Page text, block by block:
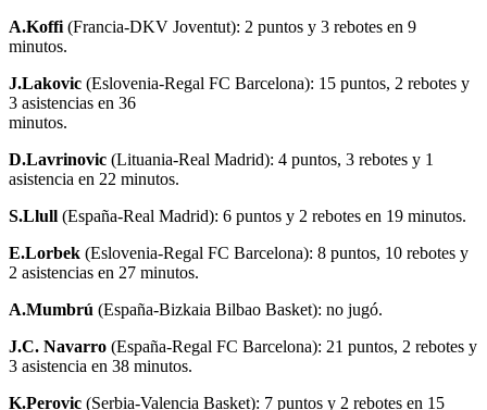
A.Koffi (Francia-DKV Joventut): 2 puntos y 3 rebotes en 9
minutos.
J.Lakovic (Eslovenia-Regal FC Barcelona): 15 puntos, 2 rebotes y
3 asistencias en 36
minutos.
D.Lavrinovic (Lituania-Real Madrid): 4 puntos, 3 rebotes y 1
asistencia en 22 minutos.
S.Llull (España-Real Madrid): 6 puntos y 2 rebotes en 19 minutos.
E.Lorbek (Eslovenia-Regal FC Barcelona): 8 puntos, 10 rebotes y
2 asistencias en 27 minutos.
A.Mumbrú (España-Bizkaia Bilbao Basket): no jugó.
J.C. Navarro (España-Regal FC Barcelona): 21 puntos, 2 rebotes y
3 asistencia en 38 minutos.
K.Perovic (Serbia-Valencia Basket): 7 puntos y 2 rebotes en 15